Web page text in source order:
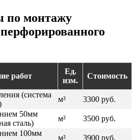
по монтажу
работ
Ед.
изм.
Стоимость
(система
м² 3300 руб.
50мм
сталь)
м² 3500 руб.
100мм
м² 3900 руб.